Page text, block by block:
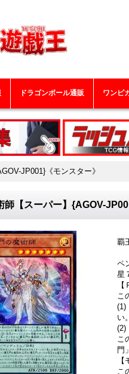
ドラゴンボール通販 ワンピ
JP001}《モンスター》
師【スーパー】{AGOV-
覇
ペ
星
こ
(1)
い。
(2)
こ
門
こ